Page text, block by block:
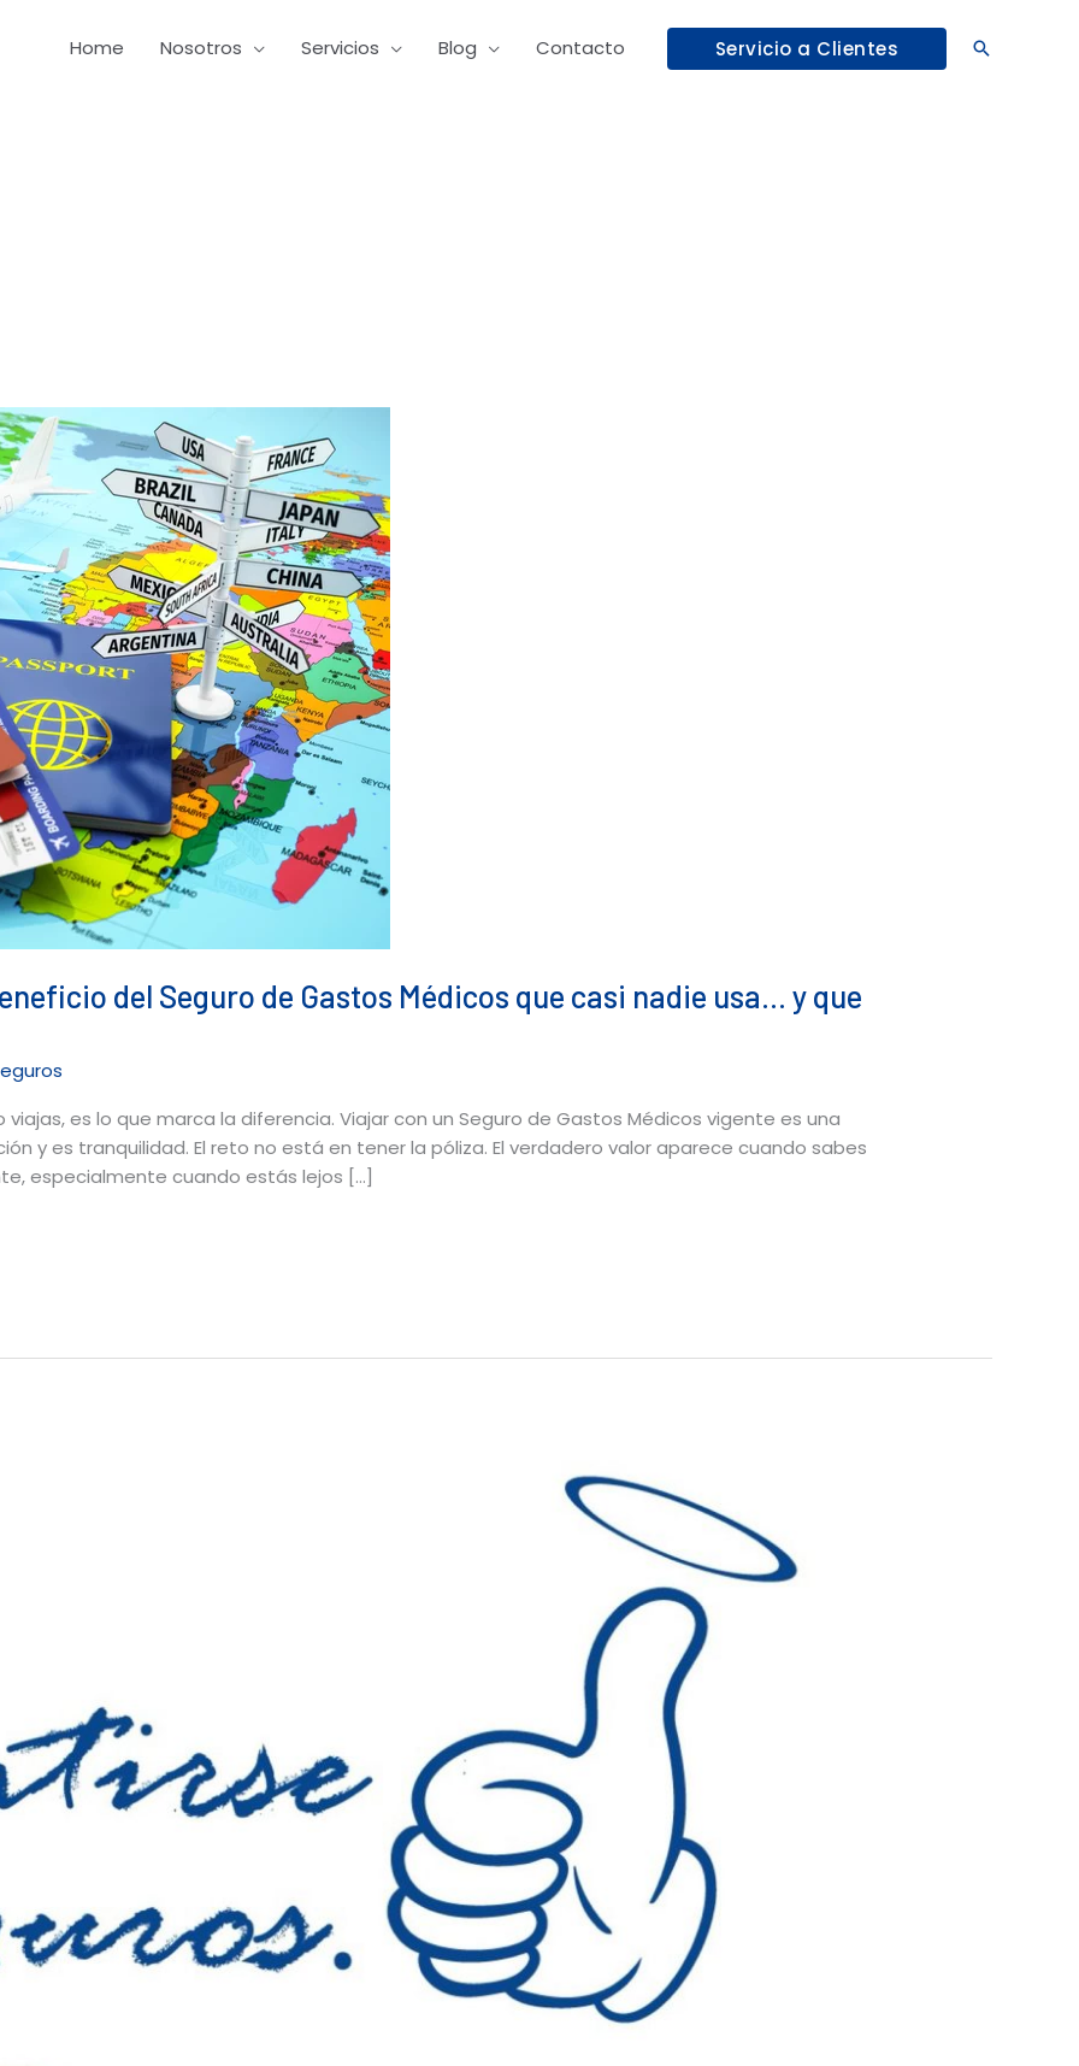
Home Nosotros Servicios Blog Contacto Servicio a Clientes Buscar
del Seguro de Gastos Médicos que casi nadie usa… y que
es lo que marca la diferencia. Viajar con un Seguro de Gastos Médicos vigente es una
y es tranquilidad. El reto no está en tener la póliza. El verdadero valor aparece cuando sabes
especialmente cuando estás lejos […]